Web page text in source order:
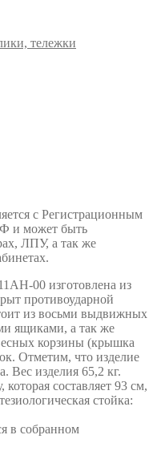
тележки
с Регистрационным
и может быть
ЛПУ, а так же
00 изготовлена из
противоударной
из восьми выдвижных
ящиками, а так же
корзины (крышка
Отметим, что изделие
Вес изделия 65,2 кг.
составляет 93 см,
стойка:
в собранном